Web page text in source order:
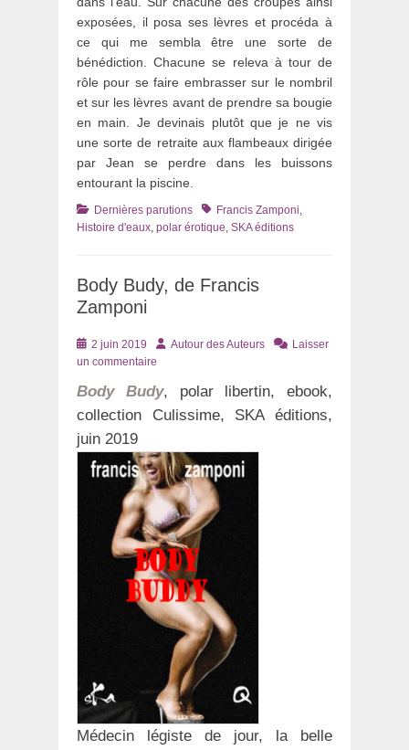
exposées, il posa ses lèvres et procéda à
ce qui me sembla être une sorte de
bénédiction. Chacune se releva à tour de
rôle pour se faire embrasser sur le nombril
et sur les lèvres avant de prendre sa bougie
en main. Je devinais plutôt que je ne vis
une sorte de retraite aux flambeaux dirigée
par Jean se perdre dans les buissons
entourant la piscine.
Catégories
Dernières parutions TagsFrancis Zamponi,
Histoire d'eaux, polar érotique, SKA éditions
Body Budy, de Francis
Zamponi
Posté
le
2 juin 2019 AuteurAutour des Auteurs
Laisser
un commentaire
Body Budy, polar libertin, ebook,
collection Culissime, SKA éditions,
juin 2019
Médecin légiste de jour, la belle